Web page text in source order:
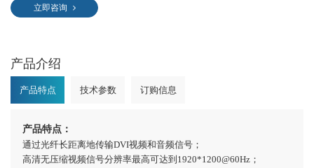
立即咨询
产品介绍
产品特点 技术参数 订购信息
产品特点：
通过光纤长距离地传输DVI视频和音频信号；
高清无压缩视频信号分辨率最高可达到 1920*1200@60Hz；